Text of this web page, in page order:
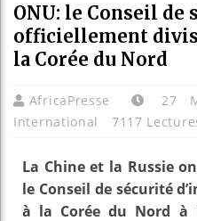
ONU: le Conseil de
officiellement
la Corée du Nord
AfricaPresse 27
International
7117
La Chine et la Russie
le Conseil de sécurité
à la Corée du Nord à